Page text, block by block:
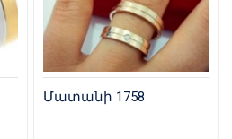
Մատանի 1758